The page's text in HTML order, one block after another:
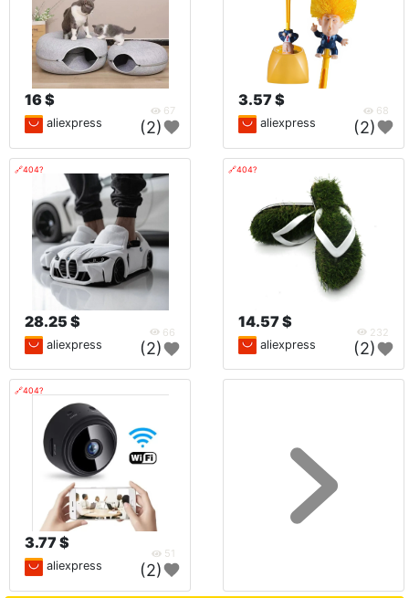
16 $
67
aliexpress (2)
3.57 $
68
aliexpress (2)
🔗404?
28.25 $
66
aliexpress (2)
🔗404?
14.57 $
232
aliexpress (2)
🔗404?
3.77 $
51
aliexpress (2)